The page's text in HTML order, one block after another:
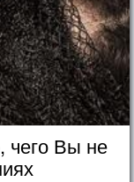
чего Вы не